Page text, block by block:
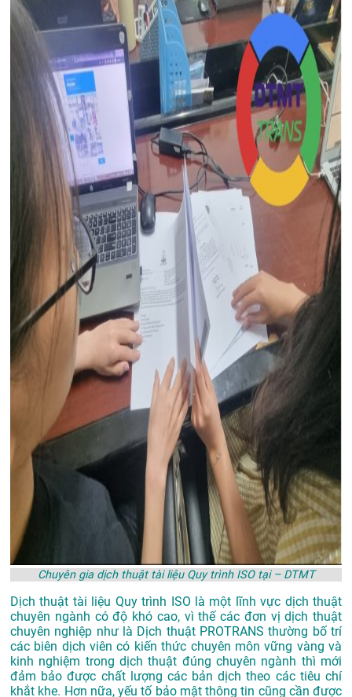
Chuyên gia dịch thuật tài liệu Quy trình ISO tại – DTMT
Dịch thuật tài liệu Quy trình ISO là một lĩnh vực dịch thuật
chuyên ngành có độ khó cao, vì thế các đơn vị dịch thuật
chuyên nghiệp như là Dịch thuật PROTRANSthường bố trí
các biên dịch viên có kiến thức chuyên môn vững vàng và
kinh nghiệm trong dịch thuật đúng chuyên ngành thì mới
đảm bảo được chất lượng các bản dịch theo các tiêu chí
khắt khe. Hơn nữa, yếu tố bảo mật thông tin cũng cần được